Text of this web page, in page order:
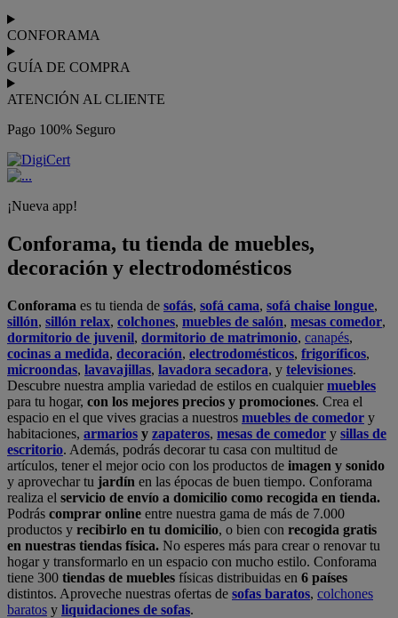
CONFORAMA
GUÍA DE COMPRA
ATENCIÓN AL CLIENTE
Pago 100% Seguro
¡Nueva app!
Conforama, tu tienda de muebles,
decoración y electrodomésticos
Conforama es tu tienda de sofás, sofá cama, sofá chaise longue,
sillón, sillón relax, colchones, muebles de salón, mesas comedor,
dormitorio de juvenil, dormitorio de matrimonio, canapés,
cocinas a medida, decoración, electrodomésticos, frigoríficos,
microondas, lavavajillas, lavadora secadora, y televisiones.
Descubre nuestra amplia variedad de estilos en cualquiermuebles
para tu hogar, con los mejores precios y promociones. Crea el
espacio en el que vives gracias a nuestros muebles de comedor y
habitaciones, armarios y zapateros, mesas de comedor y sillas de
escritorio. Además, podrás decorar tu casa con multitud de
artículos, tener el mejor ocio con los productos de imagen y sonido
y aprovechar tu jardín en las épocas de buen tiempo. Conforama
realiza el servicio de envío a domicilio como recogida en tienda.
Podrás comprar online entre nuestra gama de más de 7.000
productos y recibirlo en tu domicilio, o bien con recogida gratis
en nuestras tiendas física. No esperes más para crear o renovar tu
hogar y transformarlo en un espacio con mucho estilo. Conforama
tiene 300 tiendas de muebles físicas distribuidas en 6 países
distintos. Aproveche nuestras ofertas de sofas baratos, colchones
baratos y liquidaciones de sofas.